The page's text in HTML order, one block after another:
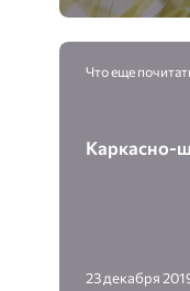
Что еще
Каркасно-
23 декабря